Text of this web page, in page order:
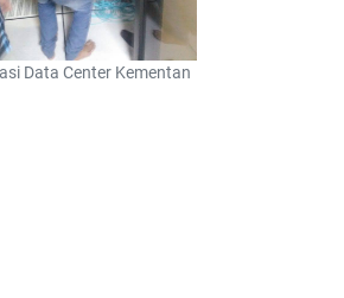
Data Center Kementan